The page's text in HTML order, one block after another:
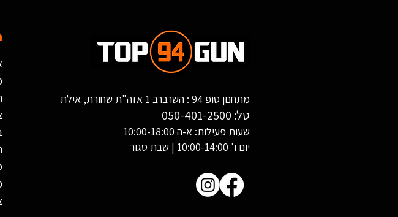
מתחםן טופ 94 : השרברב 1 אזה"ת שחורת, אילת
טל: 050-401-2500
שעות פעילות: א-ה 10:00-18:00
יום ו' 10:00-14:00 | שבת סגור